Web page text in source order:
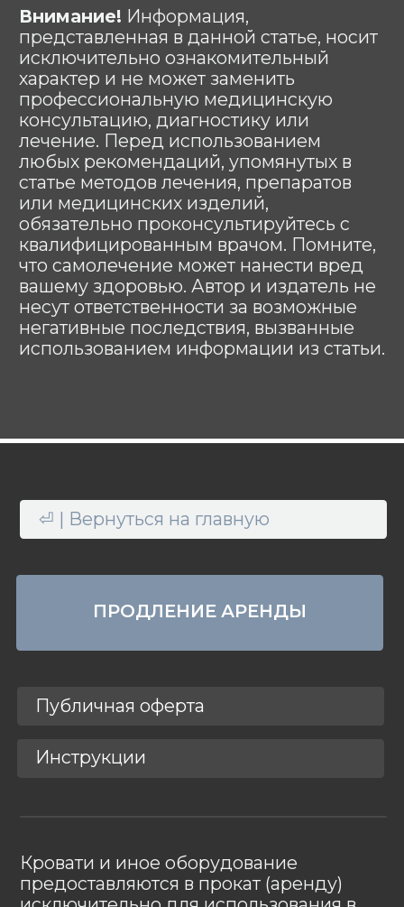
Индивидуальный предприниматель
Гришин Андрей Михайлович
Склад (самовывоза - нет):
г. Москва, ул. Складочная, 1с1 (метро
Савеловская)
Используя сайт: https://лежачим.рф и
услуги ИП Гришин А.М., вы выражаете
свое согласие сполитикой
конфиденциальностии публичной
офертой
© Любое использование либо
функциональных # взять # мед #
больничных # инвалидных # Burmeier
# подъемный механизм #
АРЕНДОВАТЬ
ИНН 771476044008
ОГРНИП 321508100003201
E-MAIL: lezhachim.ru@yandex.ru